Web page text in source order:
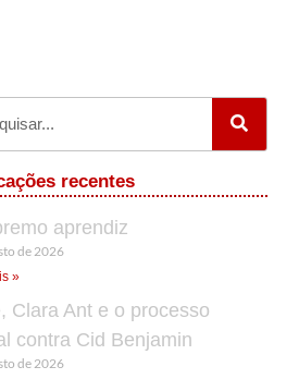
recentes
aprendiz
de 2026
»
Clara Ant e o processo
contra Cid Benjamin
de 2026